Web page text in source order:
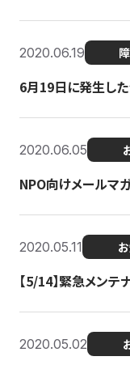
2020.06.19
6月19日に発生し
2020.06.05
NPO向けメール
2020.05.11
【5/14】緊急メンテ
2020.05.02